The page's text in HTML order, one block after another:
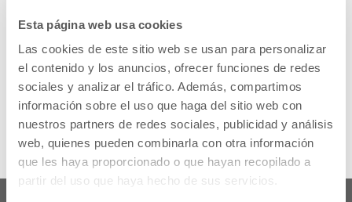
Esta página web usa cookies
Las cookies de este sitio web se usan para personalizar
el contenido y los anuncios, ofrecer funciones de redes
sociales y analizar el tráfico. Además, compartimos
información sobre el uso que haga del sitio web con
nuestros partners de redes sociales, publicidad y análisis
web, quienes pueden combinarla con otra información
que les haya proporcionado o que hayan recopilado a
partir del uso que haya hecho de sus servicios.
La iniciativa pretende ayudar a las
mujeres a entender los cambios,
manejar los síntomas y tomar decisiones
informadas sobre su salud.
Ver más